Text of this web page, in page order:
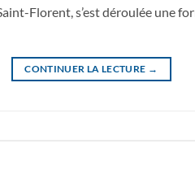
Florent, s’est déroulée une
CONTINUER LA LECTURE →